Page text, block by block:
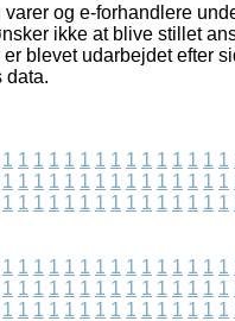
og e-forhandlere
ikke at blive stillet
blevet udarbejdet efter
data.
1 1 1 1 1 1 1 1 1 1 1 1 1 1 1
1 1 1 1 1 1 1 1 1 1 1 1 1 1 1
1 1 1 1 1 1 1 1 1 1 1 1 1 1 1
1 1 1 1 1 1 1 1 1 1 1 1 1 1 1
1 1 1 1 1 1 1 1 1 1 1 1 1 1 1
1 1 1 1 1 1 1 1 1 1 1 1 1 1 1